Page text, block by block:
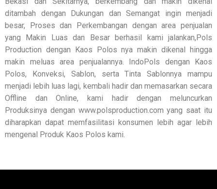
ditambah dengan Dukungan dan Semangat ingin menjadi
besar, Proses dan Perkembangan dengan area penjualan
yang Makin Luas dan Besar berhasil kami jalankan,Pols
Production dengan Kaos Polos nya makin dikenal hingga
makin meluas area penjualannya. IndoPols dengan Kaos
Polos, Konveksi, Sablon, serta Tinta Sablonnya mampu
menjadi lebih luas lagi, kembali hadir dan memasarkan secara
Offline dan Online, kami hadir dengan meluncurkan
Produksinya dengan www.polsproduction.com yang saat itu
diharapkan dapat memfasilitasi konsumen lebih agar lebih
mengenal Produk Kaos Polos kami.